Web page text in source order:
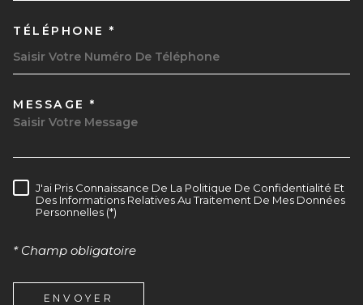
TÉLÉPHONE *
MESSAGE *
RÈGLEMENTATION
J'ai Pris Connaissance De La Politique De Confidentialité Et
Des Informations Relatives Au Traitement De Mes Données
Personnelles (*)
* Champ obligatoire
ENVOYER